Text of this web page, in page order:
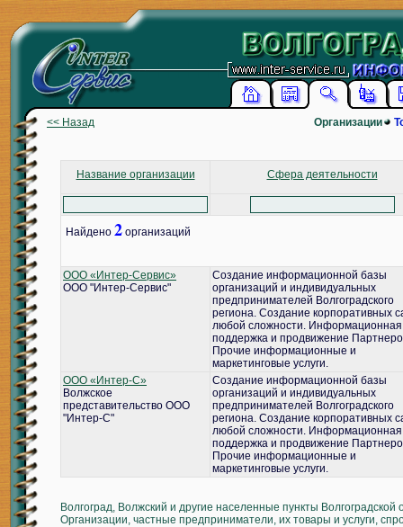
<< Назад Организации
Название организации Сфера деятельности
Найдено 2 организаций
ООО «Интер-Сервис»
ООО "Интер-Сервис"
Создание информационной базы
организаций и индивидуальных
предпринимателей Волгоградского
региона. Создание корпоративных
любой сложности. Информационная
поддержка и продвижение
Прочие информационные и
маркетинговые услуги.
ООО «Интер-С»
Волжское
представительство ООО
"Интер-С"
Создание информационной базы
организаций и индивидуальных
предпринимателей Волгоградского
региона. Создание корпоративных
любой сложности. Информационная
поддержка и продвижение
Прочие информационные и
маркетинговые услуги.
Волгоград, Волжский и другие населенные пункты Волгоградской
Организации, частные предприниматели, их товары и услуги,